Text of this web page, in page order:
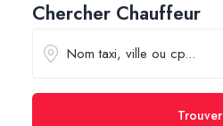
Chercher Chauffeur
Trouver